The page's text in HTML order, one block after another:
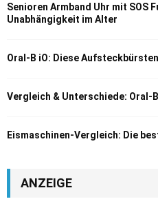
Senioren Armband Uhr mit SOS
Unabhängigkeit im Alter
Oral-B iO: Diese
Vergleich & Unterschiede: Oral-
Eismaschinen-Vergleich: Die
ANZEIGE